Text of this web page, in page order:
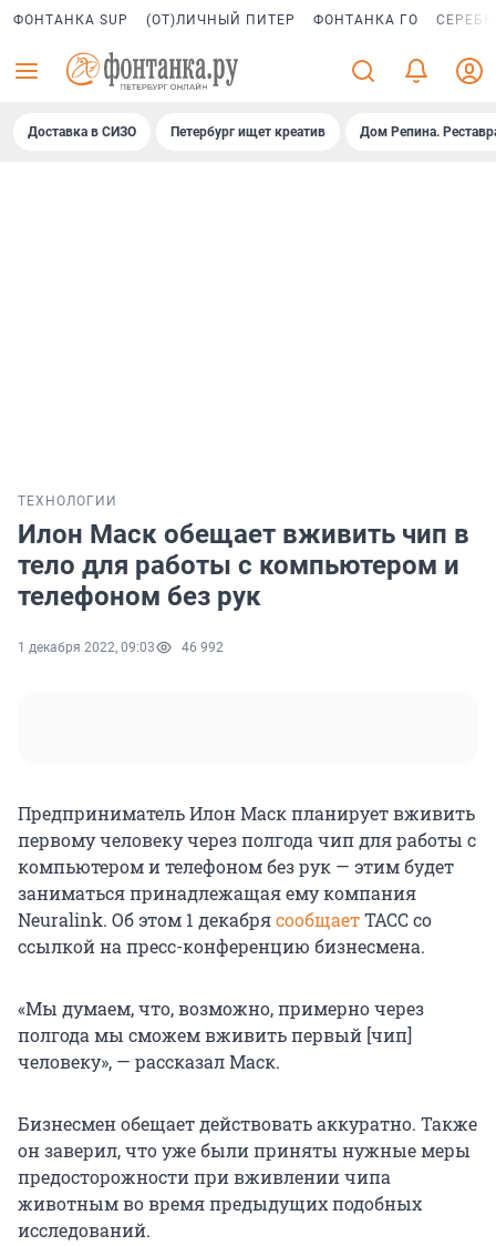
ФОНТАНКА SUP (ОТ)ЛИЧНЫЙ ПИТЕР ФОНТАНКА ГО
Доставка в СИЗО Петербург ищет креатив Дом Репина.
ТЕХНОЛОГИИ
Илон Маск обещает вживить чип в
тело для работы с компьютером и
телефоном без рук
1 декабря 2022, 09:03 46 992
Предприниматель Илон Маск планирует вживить
первому человеку через полгода чип для работы с
компьютером и телефоном без рук — этим будет
заниматься принадлежащая ему компания
Neuralink. Об этом 1 декабрясообщаетТАСС со
ссылкой на пресс-конференцию бизнесмена.
«Мы думаем, что, возможно, примерно через
полгода мы сможем вживить первый [чип]
человеку», — рассказал Маск.
Бизнесмен обещает действовать аккуратно. Также
он заверил, что уже были приняты нужные меры
предосторожности при вживлении чипа
животным во время предыдущих подобных
исследований.